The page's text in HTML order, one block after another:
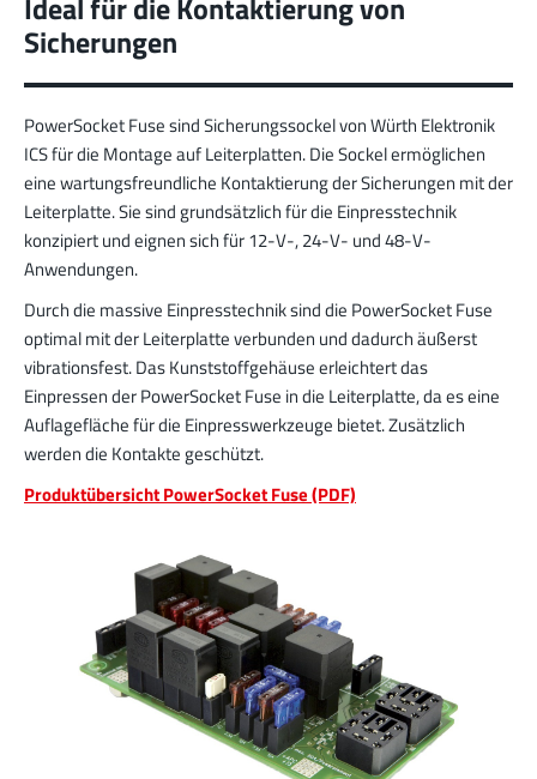
Sicherungen
PowerSocket Fuse sind Sicherungssockel von Würth Elektronik
ICS für die Montage auf Leiterplatten. Die Sockel ermöglichen
eine wartungsfreundliche Kontaktierung der Sicherungen mit der
Leiterplatte. Sie sind grundsätzlich für die Einpresstechnik
konzipiert und eignen sich für 12-V-, 24-V- und 48-V-
Anwendungen.
Durch die massive Einpresstechnik sind die PowerSocket Fuse
optimal mit der Leiterplatte verbunden und dadurch äußerst
vibrationsfest. Das Kunststoffgehäuse erleichtert das
Einpressen der PowerSocket Fuse in die Leiterplatte, da es eine
Auflagefläche für die Einpresswerkzeuge bietet. Zusätzlich
werden die Kontakte geschützt.
Produktübersicht PowerSocket Fuse (PDF)
Steckverbindern; Hohe Kontaktüberdeckung der
Lammellenkontakte.
Mehr zur Produktgruppe
PowerFlex
FPFT Schrauben
Bis 60 A
Ideal für die Kombination von Schraub- und
Faston Flachsteckverbindern und geringe
Gewichtsanforderungen.
Mehr zur Produktgruppe
LF PowerPlus
MPFT, THT Schrauben
Ideal für erhöhte Drehmomentanforderungen (ab
4 Nm), geringe Gewichtsanforderungen und
Mehr zur Produktgruppe
LF PowerBasket
MPFT, FPTF, THT, SMT Stecken
Bis 160 A
Ideal für mehrere Steckzyklen mit geringen
Steckkräften, hohe Positionstoleranzen und